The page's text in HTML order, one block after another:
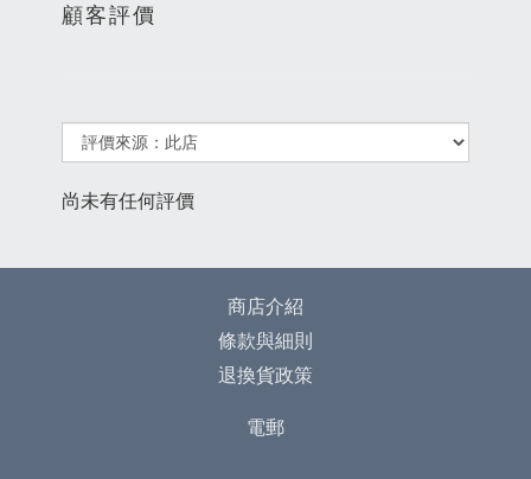
顧客評價
尚未有任何評價
商店介紹
條款與細則
退換貨政策
電郵